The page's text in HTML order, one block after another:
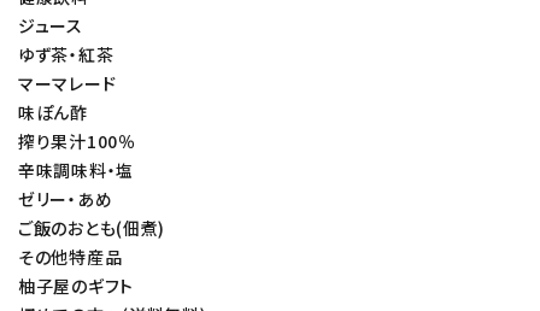
ジュース
ゆず茶・紅茶
マーマレード
味ぽん酢
搾り果汁100％
辛味調味料・塩
ゼリー・あめ
ご飯のおとも(佃煮)
その他特産品
柚子屋のギフト